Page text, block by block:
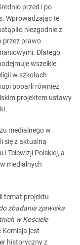
przed i po
Wprowadzając te
niezgodnie z
przez prawo
Dlatego
wszelkie
w szkołach
poparli również
projektem ustawy
medialnego w
się z aktualną
Telewizji Polskiej, a
medialnych
temat projektu
zbadania zjawiska
w Kościele
Komisja jest
historyczny z